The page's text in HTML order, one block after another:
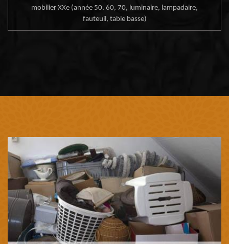
mobilier XXe (année 50, 60, 70, luminaire, lampadaire,
fauteuil, table basse)